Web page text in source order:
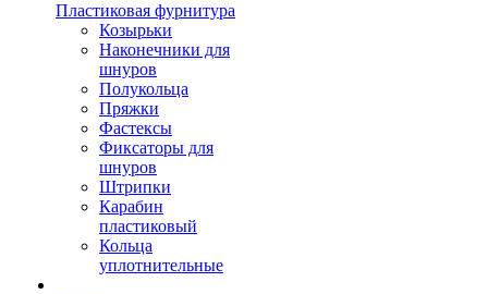
Пластиковая фурнитура
Козырьки
Наконечники для
шнуров
Полукольца
Пряжки
Фастексы
Фиксаторы для
шнуров
Штрипки
Карабин
пластиковый
Кольца
уплотнительные